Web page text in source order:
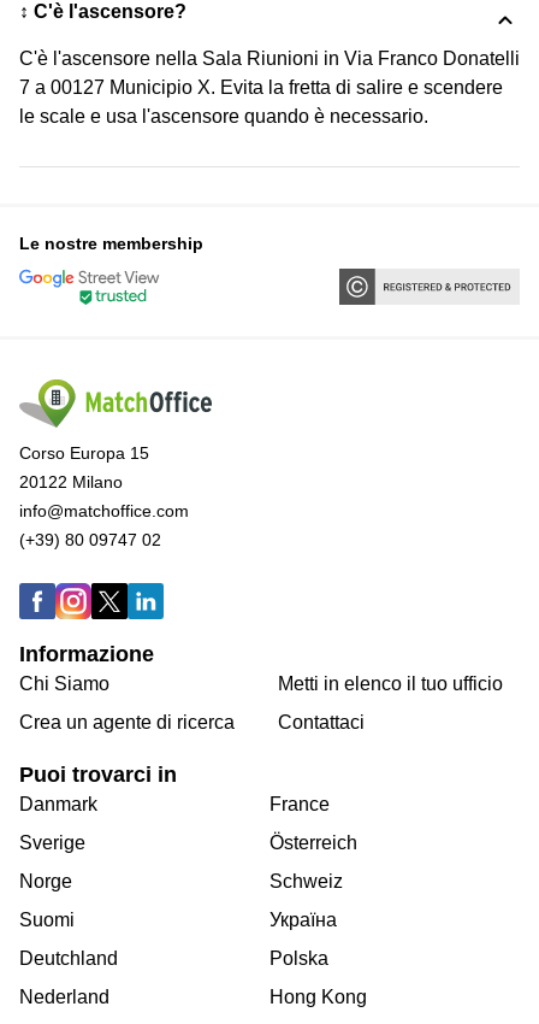
↕️ C'è l'ascensore?
C'è l'ascensore nella Sala Riunioni in Via Franco Donatelli
7 a 00127 Municipio X. Evita la fretta di salire e scendere
le scale e usa l'ascensore quando è necessario.
Le nostre membership
Corso Europa 15
20122 Milano
info@matchoffice.com
(+39) 80 09747 02
Informazione
Chi Siamo
Crea un agente di ricerca
Metti in elenco il tuo ufficio
Contattaci
Puoi trovarci in
Danmark
Sverige
Norge
Suomi
Deutchland
Nederland
France
Österreich
Schweiz
Україна
Polska
Hong Kong